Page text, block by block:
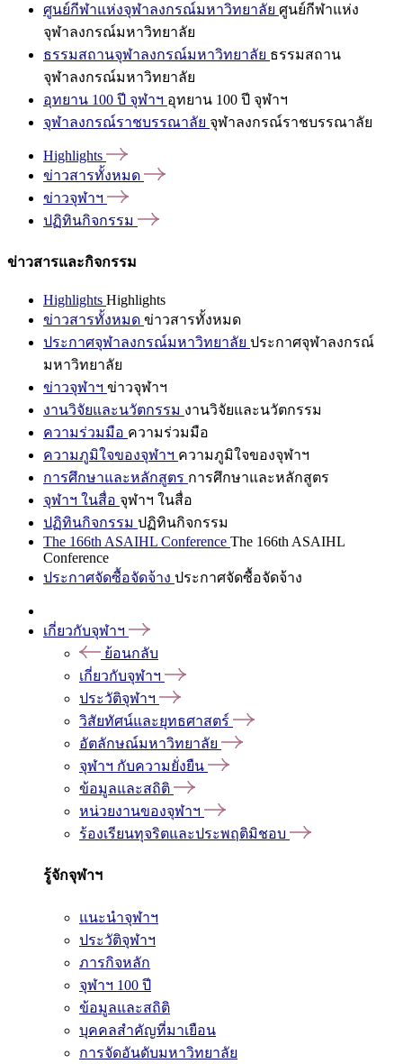
ศูนย์กีฬาแห่งจุฬาลงกรณ์มหาวิทยาลัย ศูนย์กีฬาแห่ง
จุฬาลงกรณ์มหาวิทยาลัย
ธรรมสถานจุฬาลงกรณ์มหาวิทยาลัย ธรรมสถาน
จุฬาลงกรณ์มหาวิทยาลัย
อุทยาน 100 ปี จุฬาฯ อุทยาน 100 ปี จุฬาฯ
จุฬาลงกรณ์ราชบรรณาลัย จุฬาลงกรณ์ราชบรรณาลัย
Highlights
ข่าวสารทั้งหมด
ข่าวจุฬาฯ
ปฏิทินกิจกรรม
ข่าวสารและกิจกรรม
Highlights Highlights
ข่าวสารทั้งหมด ข่าวสารทั้งหมด
ประกาศจุฬาลงกรณ์มหาวิทยาลัย ประกาศจุฬาลงกรณ์
มหาวิทยาลัย
ข่าวจุฬาฯ ข่าวจุฬาฯ
งานวิจัยและนวัตกรรม งานวิจัยและนวัตกรรม
ความร่วมมือ ความร่วมมือ
ความภูมิใจของจุฬาฯ ความภูมิใจของจุฬาฯ
การศึกษาและหลักสูตร การศึกษาและหลักสูตร
จุฬาฯ ในสื่อ จุฬาฯ ในสื่อ
ปฏิทินกิจกรรม ปฏิทินกิจกรรม
The 166th ASAIHL Conference The 166th ASAIHL
Conference
ประกาศจัดซื้อจัดจ้าง ประกาศจัดซื้อจัดจ้าง
เกี่ยวกับจุฬาฯ
ย้อนกลับ
เกี่ยวกับจุฬาฯ
ประวัติจุฬาฯ
วิสัยทัศน์และยุทธศาสตร์
อัตลักษณ์มหาวิทยาลัย
จุฬาฯ กับความยั่งยืน
ข้อมูลและสถิติ
หน่วยงานของจุฬาฯ
ร้องเรียนทุจริตและประพฤติมิชอบ
รู้จักจุฬาฯ
แนะนำจุฬาฯ
ประวัติจุฬาฯ
ภารกิจหลัก
จุฬาฯ 100 ปี
ข้อมูลและสถิติ
บุคคลสำคัญที่มาเยือน
การจัดอันดับมหาวิทยาลัย